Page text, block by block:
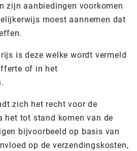
zijn aanbiedingen voorkomen
moest aannemen dat
is deze welke wordt vermeld
of in het
zich het recht voor de
het tot stand komen van de
bijvoorbeeld op basis van
op de verzendingskosten,